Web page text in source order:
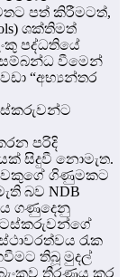
පත් කිරීමටත්,
ශක්තිමත්
පද්ධතියේ
වීමෙන්
“අභ්‍යන්තර
පරිදි
සිදුවී නොමැත.
ගිණුමකට
බව NDB
ගණුදෙනු
රැක
තිබූ මුදල්
බැංකුව තීරණය කර